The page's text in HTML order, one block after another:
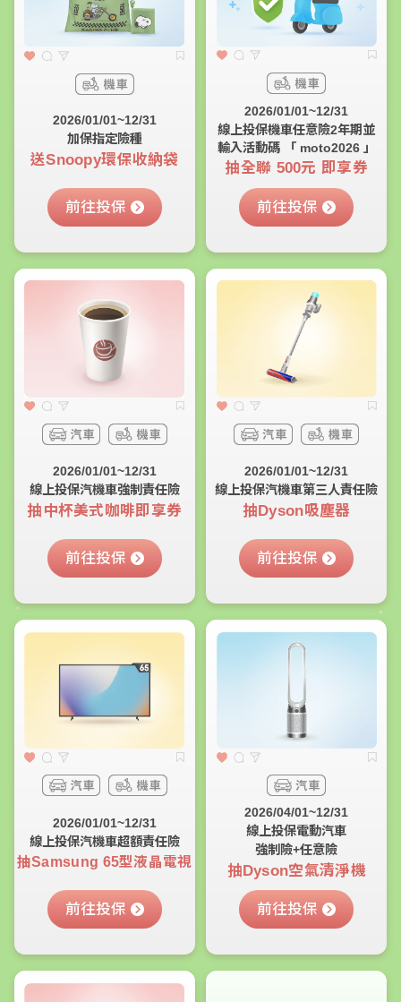
2026/01/01~12/31
加保指定險種
送Snoopy環保收納袋
前往投保
2026/01/01~12/31
線上投保機車任意險2年期並
輸入活動碼 「 moto2026 」
抽全聯 500元 即享券
前往投保
2026/01/01~12/31
線上投保汽機車強制責任險
抽中杯美式咖啡即享券
前往投保
2026/01/01~12/31
線上投保汽機車第三人責任險
抽Dyson吸塵器
前往投保
2026/01/01~12/31
線上投保汽機車超額責任險
抽Samsung 65型液晶電視
前往投保
2026/04/01~12/31
線上投保電動汽車
強制險+任意險
抽Dyson空氣清淨機
前往投保